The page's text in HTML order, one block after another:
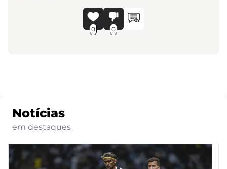
0 0
Notícias
em destaques